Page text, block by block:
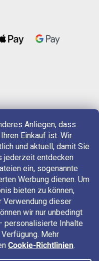
Anliegen, dass
Einkauf ist. Wir
und aktuell, damit Sie
jederzeit entdecken
ein, sogenannte
Werbung dienen. Um
bieten zu können,
Verwendung dieser
wir nur unbedingt
personalisierte Inhalte
Mehr
Cookie-Richtlinien.
folgen Sie uns auf: